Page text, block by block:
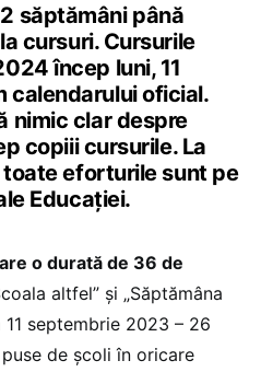
săptămâni până
cursuri. Cursurile
încep luni, 11
calendarului oficial.
nimic clar despre
copiii cursurile. La
eforturile sunt pe
Educației.
o durată de 36 de
altfel” și „Săptămâna
septembrie 2023 – 26
de școli în oricare